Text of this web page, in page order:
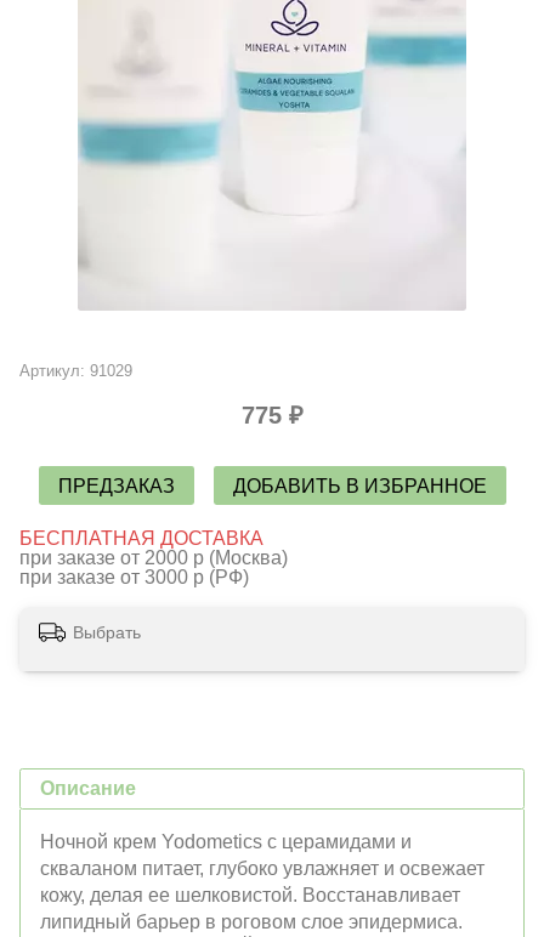
Артикул: 91029
775 ₽
ПРЕДЗАКАЗ ДОБАВИТЬ В ИЗБРАННОЕ
БЕСПЛАТНАЯ ДОСТАВКА
при заказе от 2000 р (Москва)
при заказе от 3000 р (РФ)
Выбрать
Описание
Ночной крем Yodometics с церамидами и
скваланом питает, глубоко увлажняет и освежает
кожу, делая ее шелковистой. Восстанавливает
липидный барьер в роговом слое эпидермиса.